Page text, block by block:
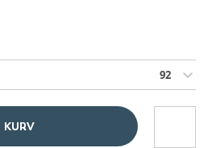
92
KURV